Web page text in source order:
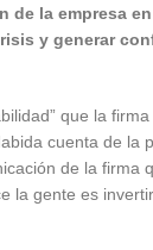
de la empresa
y generar
que la
cuenta de la
de la firma
la gente es